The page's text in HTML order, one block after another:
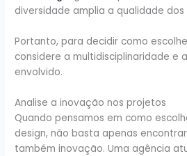
diversidade amplia a qualidade
Portanto, para decidir como
considere a multidisciplinaridade e
envolvido.
Analise a inovação nos projetos
Quando pensamos em como
design, não basta apenas
também inovação. Uma agência